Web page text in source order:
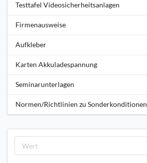
Testtafel Videosicherheitsanlagen
Firmenausweise
Aufkleber
Karten Akkuladespannung
Seminarunterlagen
Normen/Richtlinien zu Sonderkonditionen